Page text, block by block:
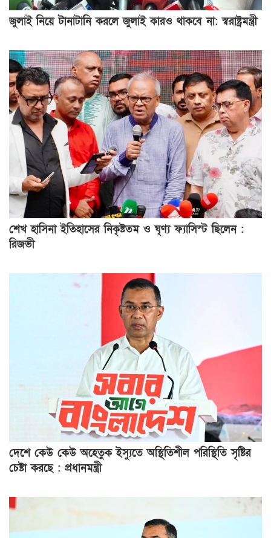
জুলাই নিয়ে টানাটানি করলে জুলাই কারও থাকবে না: স্বরাষ্ট্রমন্ত্রী
শেখ হাসিনা ইতিহাসের নিকৃষ্টতম ও ঘৃণ্য ফ্যাসিস্ট ছিলেন :
রিজভী
দেশে কেউ কেউ অহেতুক ইস্যুতে অস্থিতিশীল পরিস্থিতি সৃষ্টির
চেষ্টা করছে : প্রধানমন্ত্রী